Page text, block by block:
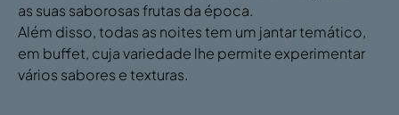
as suas saborosas frutas da época.
Além disso, todas as noites tem um jantar temático,
em buffet, cuja variedade lhe permite experimentar
vários sabores e texturas.